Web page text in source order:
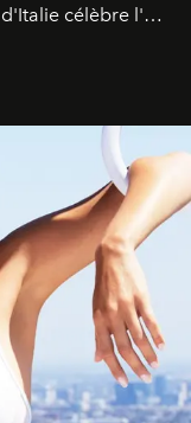
célèbre l'art
intemporelle.